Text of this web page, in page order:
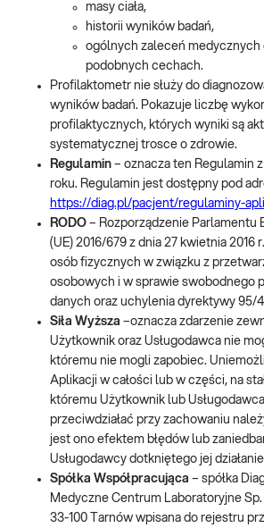
masy ciała,
historii wyników badań,
ogólnych zaleceń medycznych
podobnych cechach.
Profilaktometr nie służy do
wyników badań. Pokazuje liczbę
profilaktycznych, których wyniki są
systematycznej trosce o zdrowie.
Regulamin – oznacza ten Regulamin
roku. Regulamin jest dostępny pod
https://diag.pl/pacjent/regulaminy-
RODO – Rozporządzenie Parlamentu
(UE) 2016/679 z dnia 27 kwietnia 2016
osób fizycznych w związku z
osobowych i w sprawie swobodnego
danych oraz uchylenia dyrektywy 95/
Siła Wyższa –oznacza zdarzenie
Użytkownik oraz Usługodawca nie
któremu nie mogli zapobiec.
Aplikacji w całości lub w części, na
któremu Użytkownik lub
przeciwdziałać przy zachowaniu
jest ono efektem błędów lub
Usługodawcy dotkniętego jej
Spółka Współpracująca – spółka
Medyczne Centrum Laboratoryjne Sp.
33-100 Tarnów wpisana do rejestru